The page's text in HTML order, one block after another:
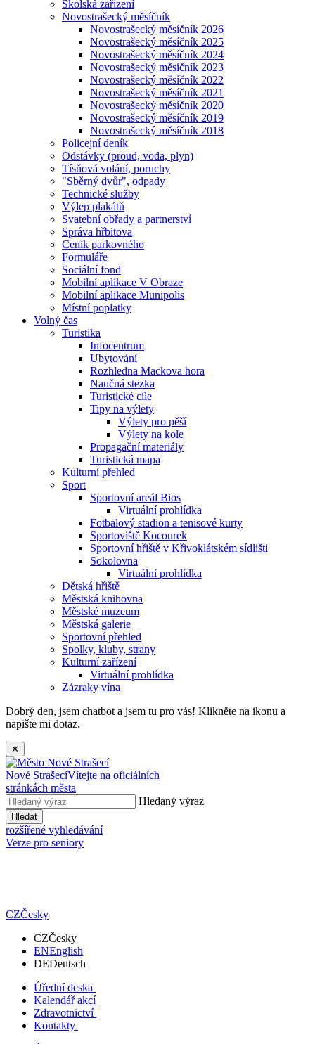
Školská zařízení
Novostrašecký měsíčník
Novostrašecký měsíčník 2026
Novostrašecký měsíčník 2025
Novostrašecký měsíčník 2024
Novostrašecký měsíčník 2023
Novostrašecký měsíčník 2022
Novostrašecký měsíčník 2021
Novostrašecký měsíčník 2020
Novostrašecký měsíčník 2019
Novostrašecký měsíčník 2018
Policejní deník
Odstávky (proud, voda, plyn)
Tísňová volání, poruchy
"Sběrný dvůr", odpady
Technické služby
Výlep plakátů
Svatební obřady a partnerství
Správa hřbitova
Ceník parkovného
Formuláře
Sociální fond
Mobilní aplikace V Obraze
Mobilní aplikace Munipolis
Místní poplatky
Volný čas
Turistika
Infocentrum
Ubytování
Rozhledna Mackova hora
Naučná stezka
Turistické cíle
Tipy na výlety
Výlety pro pěší
Výlety na kole
Propagační materiály
Turistická mapa
Kulturní přehled
Sport
Sportovní areál Bios
Virtuální prohlídka
Fotbalový stadion a tenisové kurty
Sportoviště Kocourek
Sportovní hřiště v Křivoklátském sídlišti
Sokolovna
Virtuální prohlídka
Dětská hřiště
Městská knihovna
Městské muzeum
Městská galerie
Sportovní přehled
Spolky, kluby, strany
Kulturní zařízení
Virtuální prohlídka
Zázraky vína
Dobrý den, jsem chatbot a jsem tu pro vás! Klikněte na ikonu a
napište mi dotaz.
✕
Nové StrašecíVítejte na oficiálních
stránkách města
Hledaný výraz
Hledat
rozšířené vyhledávání
Verze pro seniory
CZČesky
CZČesky
ENEnglish
DEDeutsch
Úřední deska
Kalendář akcí
Zdravotnictví
Kontakty